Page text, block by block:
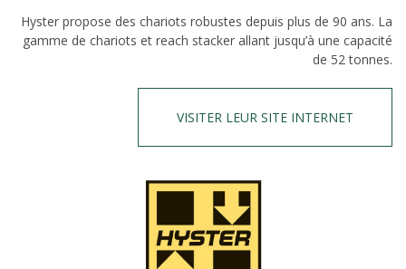
Hyster propose des chariots robustes depuis plus de 90 ans. La
gamme de chariots et reach stacker allant jusqu’à une capacité
de 52 tonnes.
VISITER LEUR SITE INTERNET